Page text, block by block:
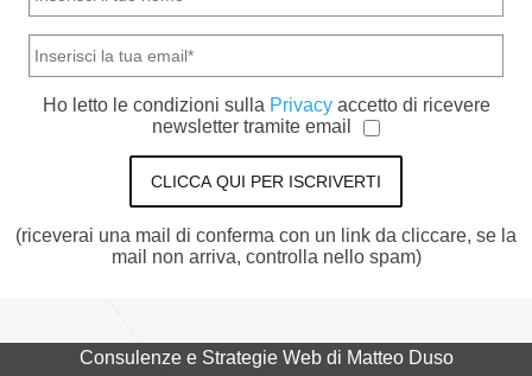
Ho letto le condizioni sulla Privacy accetto di ricevere
newsletter tramite email
CLICCA QUI PER ISCRIVERTI
(riceverai una mail di conferma con un link da cliccare, se la
mail non arriva, controlla nello spam)
Consulenze e Strategie Web di Matteo Duso